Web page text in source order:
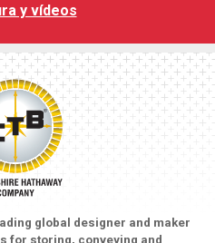
y vídeos
global designer and maker
for storing, conveying and